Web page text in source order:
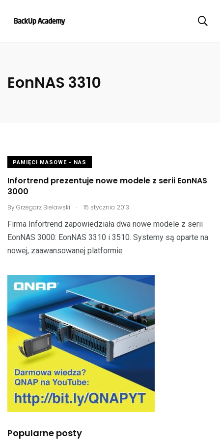
EonNAS 3310
PAMIĘCI MASOWE - NAS
Infortrend prezentuje nowe modele z serii EonNAS
3000
ByGrzegorz Bielawski . 15 stycznia 2013
Firma Infortrend zapowiedziała dwa nowe modele z serii
EonNAS 3000: EonNAS 3310 i 3510. Systemy są oparte na
nowej, zaawansowanej platformie
Popularne posty